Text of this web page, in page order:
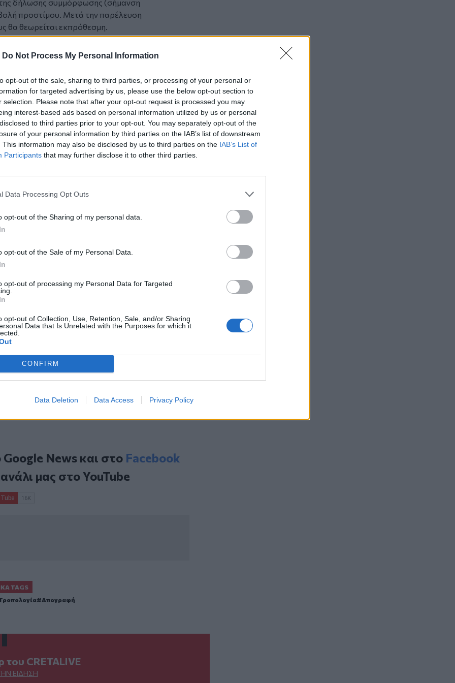
Do Not Process My Personal Information
opt-out of the sale, sharing to third parties, or processing of your personal or
for targeted advertising by us, please use the below opt-out section to
selection. Please note that after your opt-out request is processed you may
interest-based ads based on personal information utilized by us or personal
to third parties prior to your opt-out. You may separately opt-out of the
of your personal information by third parties on the IAB’s list of downstream
This information may also be disclosed by us to third parties on the IAB’s List of
Participants that may further disclose it to other third parties.
Data Processing Opt Outs
opt-out of the Sharing of my personal data.
opt-out of the Sale of my Personal Data.
opt-out of processing my Personal Data for Targeted
opt-out of Collection, Use, Retention, Sale, and/or Sharing
Data that Is Unrelated with the Purposes for which it
CONFIRM
Data Deletion Data Access Privacy Policy
δήλωσης συμμόρφωσης (σήμανση
προστίμου. Μετά την παρέλευση
θα θεωρείται εκπρόθεσμη.
συντηρητής ή ο εγκαταστάτης
που δεν έχει απογραφεί
κατόπιν υπεύθυνης δήλωσης ενός
ή του νομίμου εκπροσώπου τους, με
υποβολή της απογραφής και βεβαιώνει
ανελκυστήρα.
δεν διαθέτει αριθμό απογραφής δεν
την απογραφή του ανελκυστήρα στο
αναγκαίων εργασιών για την ασφαλή
Εθνικής Οικονομίας και
θα μπορεί να καθορίζονται η
ψηφιακής επιβολής
αυτών, καθώς και κάθε άλλο
η ύπαρξη αριθμού απογραφής του
τεχνικής ταυτοποίησής του και
εγκαταστάτη στο πλαίσιο της
των στοιχείων από το Μητρώο
αναστέλλεται η επιβολή
στις προθεσμίες πιστοποίησης
για εγκυμονούσα σε πρόωρο τοκετό -
τους - Το Ηράκλειο γνώρισε το
πιο κοντά στη σύνταξη
Google Newsκαι στο Facebook
μας στοYouTube
TAGS
Απογραφή
του CRETALIVE
ΕΊΔΗΣΗ
Δήμος Ανωγείων: Ένταξη έργου
αγροτικής οδοποιίας στο Στρατηγικό